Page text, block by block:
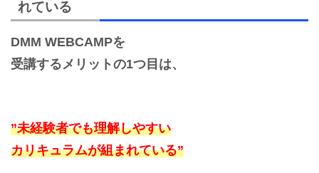
れている
DMM WEBCAMPを
受講するメリットの1つ目は、
”未経験者でも理解しやすい
カリキュラムが組まれている”